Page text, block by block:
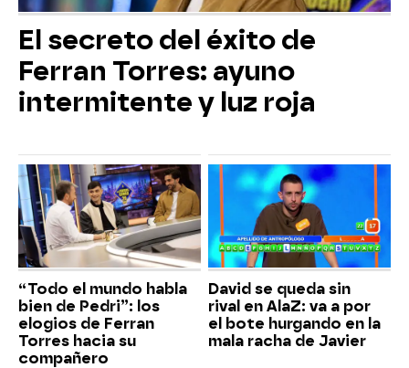
El secreto del éxito de
Ferran Torres: ayuno
intermitente y luz roja
“Todo el mundo habla
bien de Pedri”: los
elogios de Ferran
Torres hacia su
compañero
David se queda sin
rival en AlaZ: va a por
el bote hurgando en la
mala racha de Javier